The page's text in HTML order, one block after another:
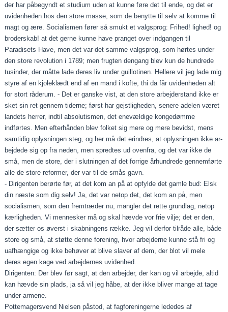
der har påbegyndt et studium uden at kunne føre det til ende, og det er
uvidenheden hos den store mas­se, som de benytte til selv at komme til
magt og ære. Socialismen fører så smukt et valgsprog: Frihed! lighed! og
bro­derskab! at det gerne kunne have pranget over indgangen til
Paradisets Have, men det var det samme valgsprog, som hør­tes under
den store revolution i 1789; men frugten dengang blev kun de hundrede
tusinder, der måtte lade deres liv un­der guillotinen. Hellere vil jeg lade mig
styre af en kjole­klædt end af en mand i kofte, thi da får uvidenheden alt
for stort råderum. ‑ Det er ganske vist, at den store arbejder­stand ikke er
sket sin ret gennem tiderne; først har gejstlig­heden, senere adelen været
landets herrer, indtil absolutis­men, det enevældige kongedømme
indførtes. Men efterhånden blev folket sig mere og mere bevidst, mens
samtidig oplys­ningen steg, og her må det erindres, at oplysningen ikke ar­
bejdede sig op fra neden, men spredtes ud ovenfra, og det var ikke de
små, men de store, der i slutningen af det for­rige århundrede gennemførte
alle de store reformer, der var til de smås gavn.
‑ Dirigenten berørte før, at det kom an på at opfylde det gamle bud: Elsk
din næste som dig selv! Ja, det var netop det, det kom an på, men
socialismen, som den fremtræder nu, mangler det rette grundlag, netop
kærligheden. Vi menne­sker må og skal hævde vor frie vilje; det er den,
der sætter os øverst i skabningens række. Jeg vil derfor tilråde alle, bå­de
store og små, at støtte denne forening, hvor arbejderne kunne stå fri og
uafhængige og ikke behøver at blive slaver af dem, der blot vil mele
deres egen kage ved arbejdernes uvidenhed.
Dirigenten: Der blev før sagt, at den arbejder, der kan og vil arbejde, altid
kan hævde sin plads, ja så vil jeg håbe, at der ikke bliver mange at tage
under armene.
Pottemagersvend Nielsen påstod, at fagforeningerne lededes af